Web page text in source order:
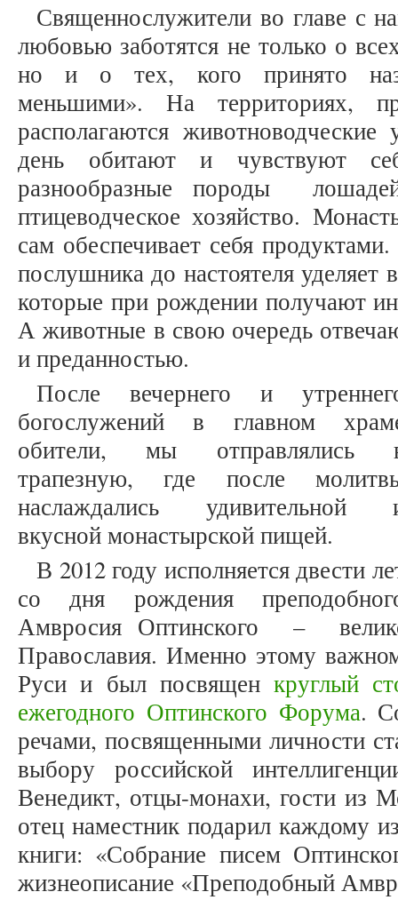
Священнослужители во главе с
любовью заботятся не только о
но и о тех, кого принято
меньшими». На территориях,
располагаются
день обитают и чувствуют
разнообразные породы
птицеводческое хозяйство.
сам обеспечивает себя
послушника до настоятеля
которые при рождении получают
А животные в свою очередь
и преданностью.
После вечернего и
богослужений в главном
обители, мы отправлялись
трапезную, где после
наслаждались удивительной
вкусной монастырской пищей.
В 2012 году исполняется двести
со дня рождения
Амвросия Оптинского –
Православия. Именно этому
Руси и был посвящен круглый
ежегодного Оптинского Форума.
речами, посвященными личности
выбору российской
Венедикт, отцы-монахи, гости из
отец наместник подарил каждому
книги: «Собрание писем
жизнеописание «Преподобный